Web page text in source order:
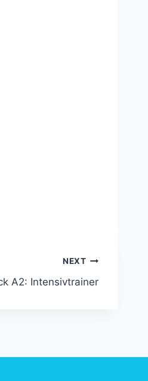
NEXT
A2: Intensivtrainer